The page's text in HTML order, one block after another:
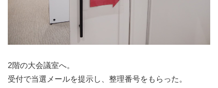
2階の大会議室へ。
受付で当選メールを提示し、整理番号をもらった。